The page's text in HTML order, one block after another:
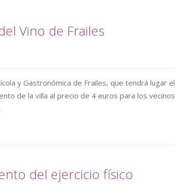
Vino de Frailes
y Gastronómica de Frailes, que tendrá lugar el
de la villa al precio de 4 euros para los vecinos
del ejercicio físico